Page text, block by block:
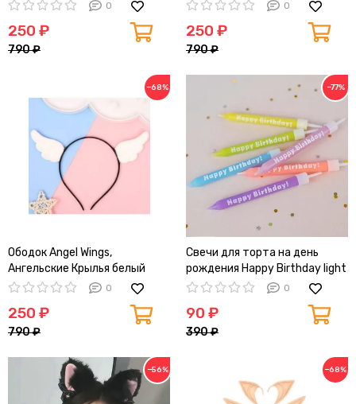
0
250 ₽
790 ₽
0
250 ₽
790 ₽
−68%
Ободок Angel Wings,
Ангельские Крылья белый
0
250 ₽
790 ₽
−77%
Свечи для торта на день
рождения Happy Birthday light
color, 6 шт
0
90 ₽
390 ₽
−56% −68%